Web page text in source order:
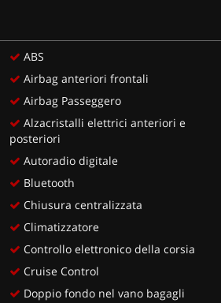
ABS
Airbag anteriori frontali
Airbag Passeggero
Alzacristalli elettrici anteriori e
posteriori
Autoradio digitale
Bluetooth
Chiusura centralizzata
Climatizzatore
Controllo elettronico della corsia
Cruise Control
Doppio fondo nel vano bagagli